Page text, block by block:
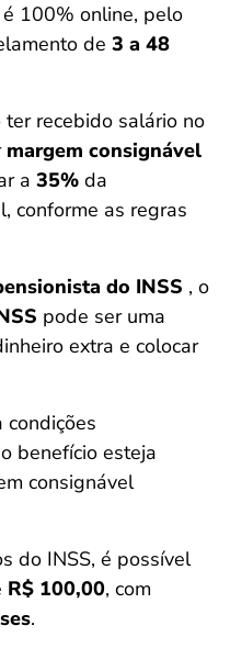
100% online, pelo
de 3 a 48
ter recebido salário no
margem consignável
a 35% da
conforme as regras
do INSS , o
pode ser uma
extra e colocar
condições
benefício esteja
consignável
do INSS, é possível
R$ 100,00, com
.